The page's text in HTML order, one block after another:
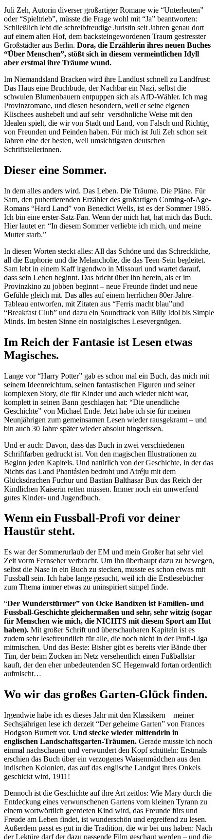
Juli Zeh, Autorin diverser großartiger Romane wie “Unterleuten”
oder “Spieltrieb”, müsste die Frage wohl mit “Ja” beantworten:
Schließlich lebt die schreibfreudige Juristin seit Jahren genau dort
auf einem alten Hof, dem backsteingewordenen Traum gestresster
Großstädter aus Berlin. Dora, die Erzählerin ihres neuen Buches
“Über Menschen”, stößt sich in diesem vermeintlichen Idyll
aber erstmal ihre Träume wund.
Im Niemandsland Bracken wird ihre Landlust schnell zu Landfrust:
Das Haus eine Bruchbude, der Nachbar ein Nazi, selbst die
schwulen Blumenbauern entpuppen sich als AfD-Wähler. Ich mag
Provinzromane, und diesen besondern, weil er seine eigenen
Klischees aushebelt und auf sehr versöhnliche Weise mit den
Idealen spielt, die wir von Stadt und Land, von Falsch und Richtig,
von Freunden und Feinden haben. Für mich ist Juli Zeh schon seit
Jahren eine der besten, weil umsichtigsten deutschen
Schriftstellerinnen.
Dieser eine Sommer.
In dem alles anders wird. Das Leben. Die Träume. Die Pläne. Für
Sam, den pubertierenden Erzähler des großartigen Coming-of-Age-
Romans “Hard Land” von Benedict Wells, ist es der Sommer 1985.
Ich bin eine erster-Satz-Fan. Wenn der mich hat, hat mich das Buch.
Hier lautet er: “In diesem Sommer verliebte ich mich, und meine
Mutter starb.”
In diesen Worten steckt alles: All das Schöne und das Schreckliche,
all die Euphorie und die Melancholie, die das Teen-Sein begleitet.
Sam lebt in einem Kaff irgendwo in Missouri und wartet darauf,
dass sein Leben beginnt. Das bricht über ihn herein, als er im
Provinzkino zu jobben beginnt – neue Freunde findet und neue
Gefühle gleich mit. Das alles auf einem herrlichen 80er-Jahre-
Tableau entworfen, mit Zitaten aus “Ferris macht blau”und
“Breakfast Club” und dazu ein Soundtrack von Billy Idol bis Simple
Minds. Im besten Sinne ein nostalgisches Lesevergnügen.
Im Reich der Fantasie ist Lesen etwas
Magisches.
Lange vor “Harry Potter” gab es schon mal ein Buch, das mich mit
seinem Ideenreichtum, seinen fantastischen Figuren und seiner
komplexen Story, die für Kinder und auch wieder nicht war,
komplett in seinen Bann geschlagen hat: “Die unendliche
Geschichte” von Michael Ende. Jetzt habe ich sie für meinen
Neunjährigen zum gemeinsamen Lesen wieder rausgekramt – und
bin auch 30 Jahre später wieder absolut hingerissen.
Und er auch: Davon, dass das Buch in zwei verschiedenen
Schriftfarben gedruckt ist. Von den magischen Illustrationen zu
Beginn jeden Kapitels. Und natürlich von der Geschichte, in der das
Nichts das Land Phantásien bedroht und Atréju mit dem
Glücksdrachen Fuchur und Bastian Balthasar Bux das Reich der
Kindlichen Kaiserin retten müssen. Immer noch ein umwerfend
gutes Kinder- und Jugendbuch.
Wenn ein Fussball-Profi vor deiner
Haustür steht.
Es war der Sommerurlaub der EM und mein Großer hat sehr viel
Zeit vorm Fernseher verbracht. Um ihn überhaupt dazu zu bewegen,
selbst die Nase in ein Buch zu stecken, musste es schon etwas mit
Fussball sein. Ich habe lange gesucht, weil ich die Erstlesebücher
zum Thema immer etwas zu uninspiriert simpel finde.
“Der Wunderstürmer” von Ocke Bandixen ist Familien- und
Fussball-Geschichte gleichermaßen und sehr, sehr witzig (sogar
für Menschen wie mich, die NICHTS mit diesem Sport am Hut
haben). Mit großer Schrift und überschaubaren Kapiteln ist es
zudem sehr lesefreundlich für alle, die noch nicht in der Profi-Liga
mitmischen. Und das Beste: Bisher gibt es bereits vier Bände über
Tim, der beim Zocken im Netz versehentlich einen Fußballstar
kauft, der den eher unbedeutenden SC Hegenwald fortan ordentlich
aufmischt…
Wo wir das großes Garten-Glück finden.
Irgendwie habe ich es dieses Jahr mit den Klassikern – meiner
Sechsjährigen lese ich derzeit “Der geheime Garten” von Frances
Hodgson Burnett vor. Und stecke wieder mittendrin in
englischen Landschaftsgarten-Träumen. Gerade musste ich noch
einmal nachschauen und verwundert den Kopf schütteln: Erstmals
erschien das Buch über ein verzogenes Waisenmädchen aus den
indischen Kolonien, das auf das englische Landgut ihres Onkels
geschickt wird, 1911!
Dennoch ist die Geschichte auf ihre Art zeitlos: Wie Mary durch die
Entdeckung eines verwunschenen Gartens vom kleinen Tyrann zu
einem wortwörtlich geerdeten Kind wird, das Freunde fürs und
Freude am Leben findet, ist wunderschön und ergreifend zu lesen.
Außerdem passt es gut in die Tradition, die wir bei uns haben: Nach
der Lektüre darf der dazu passende Film geschaut werden – und die